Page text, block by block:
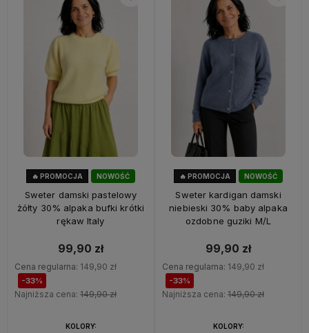
NOWOŚĆ
🔥 PROMOCJA
Sweter damski pastelowy
żółty 30% alpaka bufki krótki
rękaw Italy
99,90 zł
Cena regularna: 149,90 zł
-33%
Najniższa cena: 149,90 zł
KOLORY:
NOWOŚĆ
🔥 PROMOCJA
Sweter kardigan damski
niebieski 30% baby alpaka
ozdobne guziki M/L
99,90 zł
Cena regularna: 149,90 zł
-33%
Najniższa cena: 149,90 zł
KOLORY: